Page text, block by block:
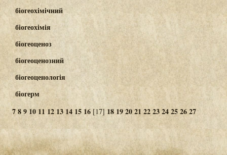
біогеохімічний
біогеохімія
біогеоценоз
біогеоценозний
біогеоценологія
біогерм
789 1011 12 1314 1516 [17] 18 192021222324252627